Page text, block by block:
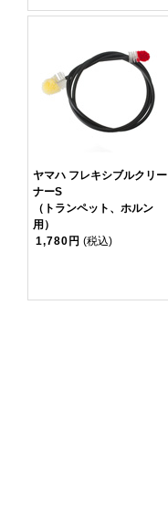
ヤマハ フレキシブルクリー
ナーS
（トランペット、ホルン
用）
1,780円 (税込)